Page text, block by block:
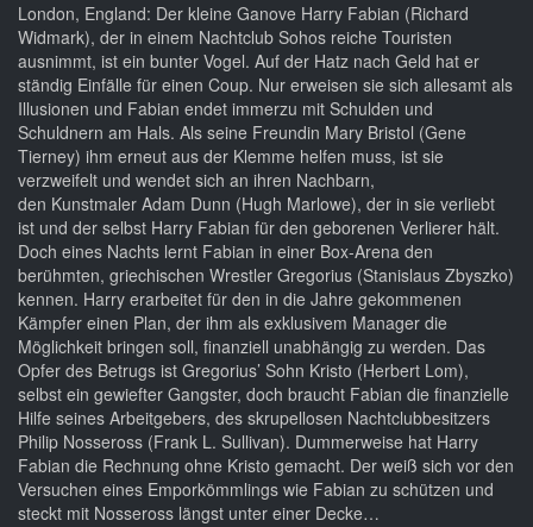
London, England: Der kleine Ganove Harry Fabian (Richard
Widmark), der in einem Nachtclub Sohos reiche Touristen
ausnimmt, ist ein bunter Vogel. Auf der Hatz nach Geld hat er
ständig Einfälle für einen Coup. Nur erweisen sie sich allesamt als
Illusionen und Fabian endet immerzu mit Schulden und
Schuldnern am Hals. Als seine Freundin Mary Bristol (Gene
Tierney) ihm erneut aus der Klemme helfen muss, ist sie
verzweifelt und wendet sich an ihren Nachbarn,
den Kunstmaler Adam Dunn (Hugh Marlowe), der in sie verliebt
ist und der selbst Harry Fabian für den geborenen Verlierer hält.
Doch eines Nachts lernt Fabian in einer Box-Arena den
berühmten, griechischen Wrestler Gregorius (Stanislaus Zbyszko)
kennen. Harry erarbeitet für den in die Jahre gekommenen
Kämpfer einen Plan, der ihm als exklusivem Manager die
Möglichkeit bringen soll, finanziell unabhängig zu werden. Das
Opfer des Betrugs ist Gregorius’ Sohn Kristo (Herbert Lom),
selbst ein gewiefter Gangster, doch braucht Fabian die finanzielle
Hilfe seines Arbeitgebers, des skrupellosen Nachtclubbesitzers
Philip Nosseross (Frank L. Sullivan). Dummerweise hat Harry
Fabian die Rechnung ohne Kristo gemacht. Der weiß sich vor den
Versuchen eines Emporkömmlings wie Fabian zu schützen und
steckt mit Nosseross längst unter einer Decke…